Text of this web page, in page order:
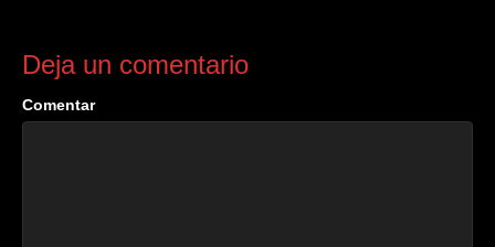
Deja un comentario
Comentar